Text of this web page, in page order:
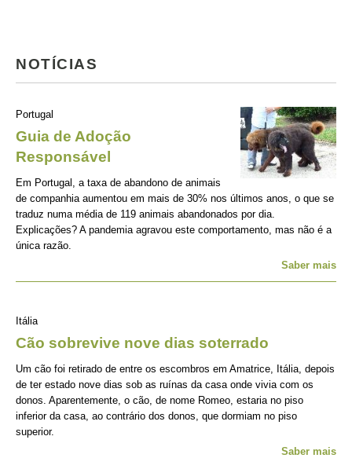
NOTÍCIAS
Portugal
Guia de Adoção
Responsável
Em Portugal, a taxa de abandono de animais
de companhia aumentou em mais de 30% nos últimos anos, o que se
traduz numa média de 119 animais abandonados por dia.
Explicações? A pandemia agravou este comportamento, mas não é a
única razão.
Saber mais
Itália
Cão sobrevive nove dias soterrado
Um cão foi retirado de entre os escombros em Amatrice, Itália, depois
de ter estado nove dias sob as ruínas da casa onde vivia com os
donos. Aparentemente, o cão, de nome Romeo, estaria no piso
inferior da casa, ao contrário dos donos, que dormiam no piso
superior.
Saber mais